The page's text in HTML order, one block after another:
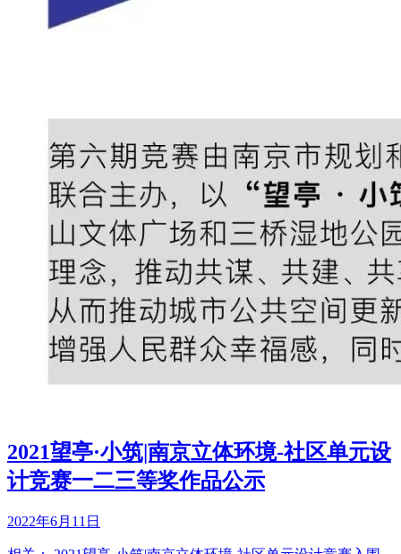
2021望亭·小筑|南京立体环境-社区单元设
计竞赛一二三等奖作品公示
2022年6月11日